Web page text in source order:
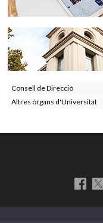
Consell de Direcció
Altres òrgans d'Universitat